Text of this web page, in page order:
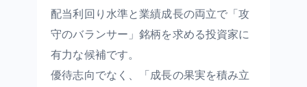
配当利回り水準と業績成長の両立で「攻
守のバランサー」銘柄を求める投資家に
有力な候補です。
優待志向でなく、「成長の果実を積み立